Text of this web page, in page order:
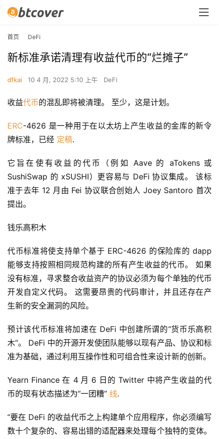
首页 DeFi
新标准承诺清理有收益代币的“烂摊子”
dfkai 10 4 月, 2022 5:10 上午 DeFi
收益代币的混乱即将被清理。 至少，这是计划。
ERC-4626 是一种用于在以太坊上产生收益的金库的新令
牌标准，已经 定稿.
它旨在使有收益的代币（例如 Aave 的 aTokens 或
SushiSwap 的 xSUSHI）更容易与 DeFi 协议集成。 该标
准于去年 12 月由 Fei 协议联合创始人 Joey Santoro 首次
提出。
钱乐高积木
代币标准将使支持单个基于 ERC-4626 的保险库的 dapp
能够支持按照相同规范构建的所有产生收益的代币。 如果
没有标准，寻求整合收益资产的协议必须为每个单独的代币
开发自定义代码。 这需要昂贵的代码审计，并且还存在产
生新的安全漏洞的风险。
预计该代币标准将加速在 DeFi 中创建所谓的“货币乐高积
木”。 DeFi 中的开源开发使团队能够以现有产品、协议和标
准为基础，通过利用互操作性和可组合性来设计新的创新。
Yearn Finance 在 4 月 6 日的 Twitter 中将产生收益的代
币的现有状态描述为“一团糟” 线.
“要在 DeFi 的收益代币之上构建单个应用程序，你必须编写
数十个复杂的、容易出错的适配器来处理每个独特的变体。